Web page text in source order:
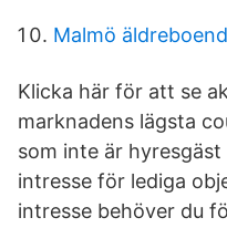
Malmö
Klicka här för att se
marknadens lägsta
som inte är
intresse för lediga
intresse behöver du